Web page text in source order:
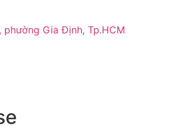
Gia Định, Tp.HCM